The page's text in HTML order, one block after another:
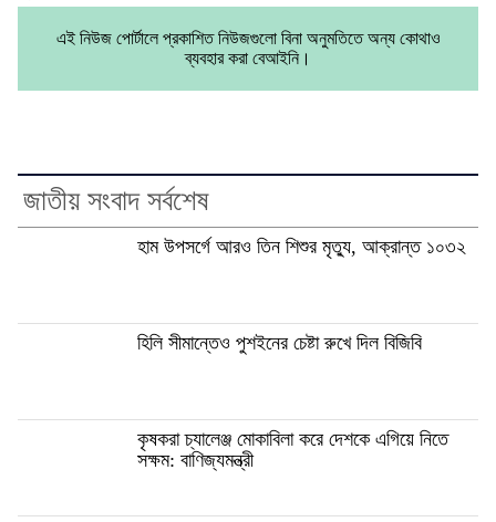
এই নিউজ পোর্টালে প্রকাশিত নিউজগুলো বিনা অনুমতিতে অন্য কোথাও
ব্যবহার করা বেআইনি।
জাতীয় সংবাদ সর্বশেষ
হাম উপসর্গে আরও তিন শিশুর মৃত্যু, আক্রান্ত ১০৩২
হিলি সীমান্তেও পুশইনের চেষ্টা রুখে দিল বিজিবি
কৃষকরা চ্যালেঞ্জ মোকাবিলা করে দেশকে এগিয়ে নিতে
সক্ষম: বাণিজ্যমন্ত্রী